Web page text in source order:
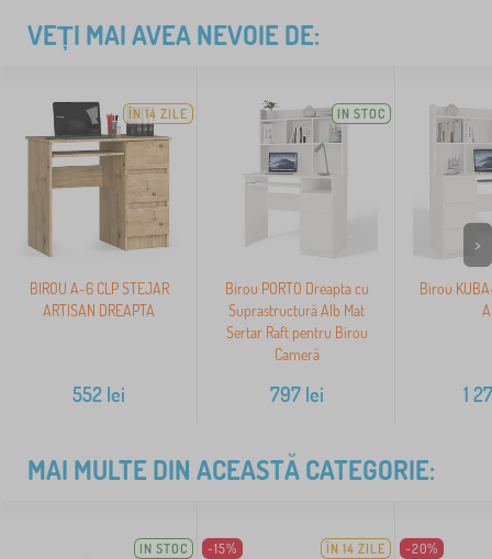
VEȚI MAI AVEA NEVOIE DE:
ÎN 14 ZILE
BIROU A-6 CLP STEJAR
ARTISAN DREAPTA
552 lei
IN STOC
Birou PORTO Dreapta cu
Suprastructură Alb Mat
Sertar Raft pentru Birou
Cameră
797lei
Birou
1
>
MAI MULTE DIN ACEASTĂ CATEGORIE:
IN STOC -15% ÎN 14 ZILE -20%